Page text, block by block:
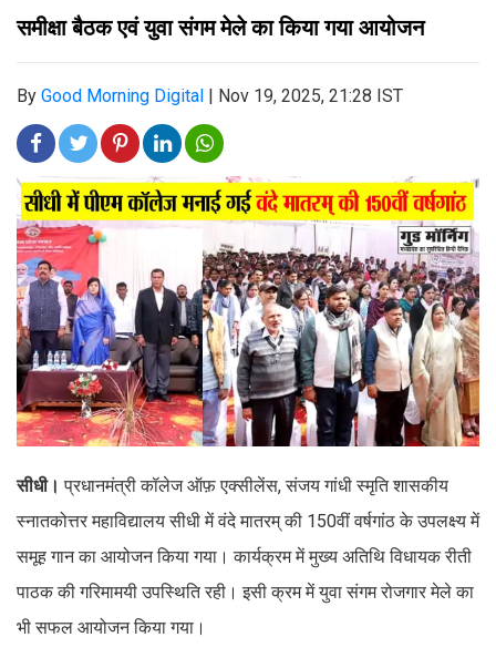
समीक्षा बैठक एवं युवा संगम मेले का किया गया आयोजन
By Good Morning Digital | Nov 19, 2025, 21:28 IST
सीधी।प्रधानमंत्री कॉलेज ऑफ़ एक्सीलेंस, संजय गांधी स्मृति शासकीय
स्नातकोत्तर महाविद्यालय सीधी में वंदे मातरम् की 150वीं वर्षगांठ के उपलक्ष्य में
समूह गान का आयोजन किया गया। कार्यक्रम में मुख्य अतिथि विधायक रीती
पाठक की गरिमामयी उपस्थिति रही। इसी क्रम में युवा संगम रोजगार मेले का
भी सफल आयोजन किया गया।